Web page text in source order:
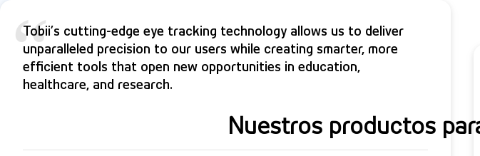
“
Tobii’s cutting-edge eye tracking technology allows us to deliver
unparalleled precision to our users while creating smarter, more
efficient tools that open new opportunities in education,
healthcare, and research.
Nuestros productos